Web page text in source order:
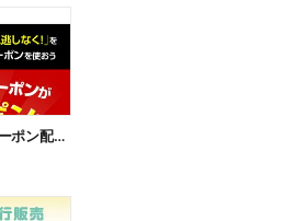
【おトク】お店で使えるクーポン配信中